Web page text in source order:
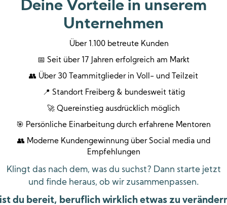
Deine Vorteile in unserem
Unternehmen
Über 1.100 betreute Kunden
📅 Seit über 17 Jahren erfolgreich am Markt
👥 Über 30 Teammitglieder in Voll- und Teilzeit
📍 Standort Freiberg & bundesweit tätig
🚀 Quereinstieg ausdrücklich möglich
🎯 Persönliche Einarbeitung durch erfahrene Mentoren
👥 Moderne Kundengewinnung über Social media und
Empfehlungen
Klingt das nach dem, was du suchst? Dann starte jetzt
und finde heraus, ob wir zusammenpassen.
du bereit, beruflich wirklich etwas zu